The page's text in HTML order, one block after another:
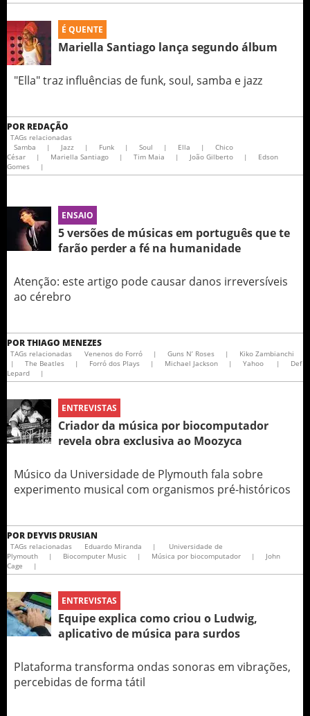
É QUENTE
Mariella Santiago lança segundo álbum
"Ella" traz influências de funk, soul, samba e jazz
POR REDAÇÃO
TAGs relacionadas
Samba
| Jazz | Funk | Soul | Ella |
Chico
César
| Mariella Santiago | Tim Maia | João Gilberto |
Edson
Gomes
|
ENSAIO
5 versões de músicas em português que te
farão perder a fé na humanidade
Atenção: este artigo pode causar danos irreversíveis
ao cérebro
PORTHIAGO MENEZES
TAGs relacionadas Venenos do Forró | Guns N’ Roses |
Kiko Zambianchi
|
The Beatles | Forró dos Plays | Michael Jackson | Yahoo |
Def
Lepard
|
ENTREVISTAS
Criador da música por biocomputador
revela obra exclusiva ao Moozyca
Músico da Universidade de Plymouth fala sobre
experimento musical com organismos pré-históricos
POR DEYVIS DRUSIAN
TAGs relacionadas Eduardo Miranda |
Universidade de
Plymouth
| Biocomputer Music | Música por biocomputador |
John
Cage
|
ENTREVISTAS
Equipe explica como criou o Ludwig‏,
aplicativo de música para surdos
Plataforma transforma ondas sonoras em vibrações,
percebidas de forma tátil